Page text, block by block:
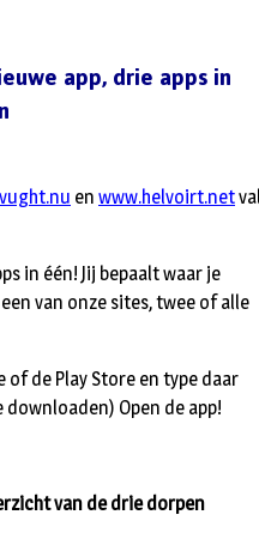
app, drie apps in
en www.helvoirt.net
in één! Jij bepaalt waar je
van onze sites, twee of alle
of de Play Store en type daar
downloaden) Open de app!
van de drie dorpen